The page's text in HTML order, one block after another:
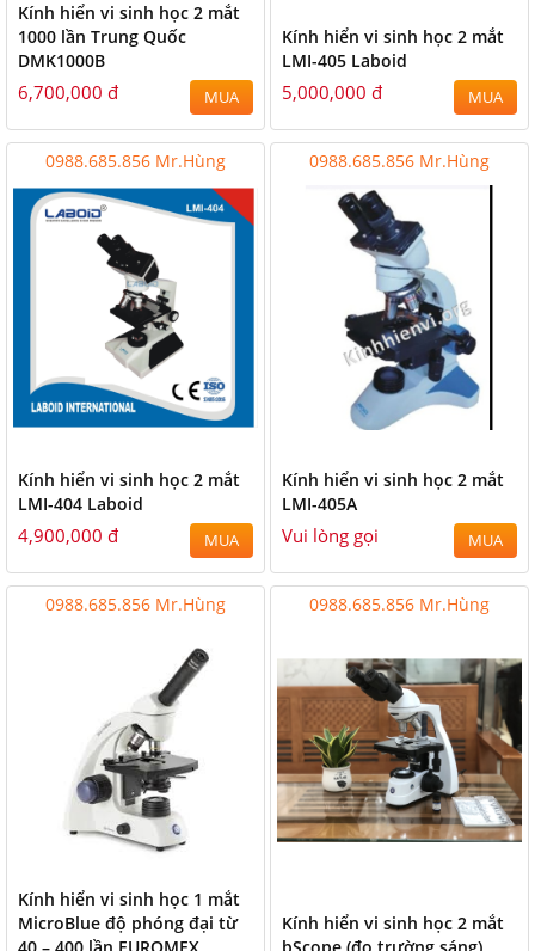
Kính hiển vi sinh học 2 mắt
1000 lần Trung Quốc
DMK1000B
6,700,000 đ MUA
Kính hiển vi sinh học 2 mắt
LMI-405 Laboid
5,000,000 đ MUA
0988.685.856 Mr.Hùng
Kính hiển vi sinh học 2 mắt
LMI-404 Laboid
4,900,000 đ MUA
0988.685.856 Mr.Hùng
Kính hiển vi sinh học 2 mắt
LMI-405A
Vui lòng gọi MUA
0988.685.856 Mr.Hùng
Kính hiển vi sinh học 1 mắt
MicroBlue độ phóng đại từ
0988.685.856 Mr.Hùng
Kính hiển vi sinh học 2 mắt